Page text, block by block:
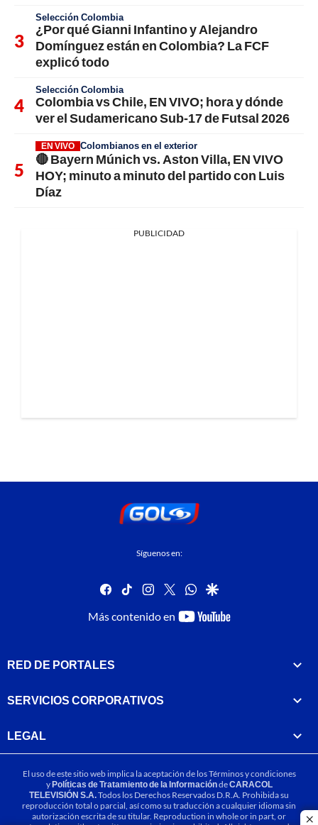
Selección Colombia
¿Por qué Gianni Infantino y Alejandro
Domínguez están en Colombia? La FCF
explicó todo
Selección Colombia
Colombia vs Chile, EN VIVO; hora y dónde
ver el Sudamericano Sub-17 de Futsal 2026
EN VIVO Colombianos en el exterior
🔴 Bayern Múnich vs. Aston Villa, EN VIVO
HOY; minuto a minuto del partido con Luis
Díaz
PUBLICIDAD
Síguenos en:
facebook
tiktok instagram
twitterwhatsapp
google
Más contenido en
youtube-
RED DE PORTALES
SERVICIOS CORPORATIVOS
LEGAL
El uso de este sitio web implica la aceptación de losTérminos y condiciones
yPolíticas de Tratamiento de la InformacióndeCARACOL
TELEVISIÓN S.A.Todos los Derechos Reservados D.R.A. Prohibida su
reproducción total o parcial, así como su traducción a cualquier idioma sin
autorización escrita de su titular. Reproduction in whole or in part, or